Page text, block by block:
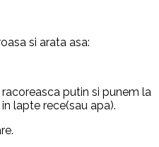
si arata asa:
putin si punem la
lapte rece(sau apa).